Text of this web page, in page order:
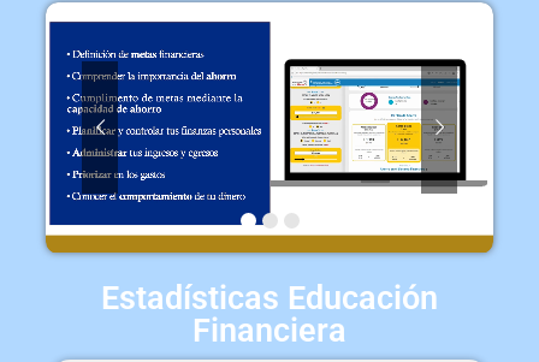
Estadísticas Educación
Financiera